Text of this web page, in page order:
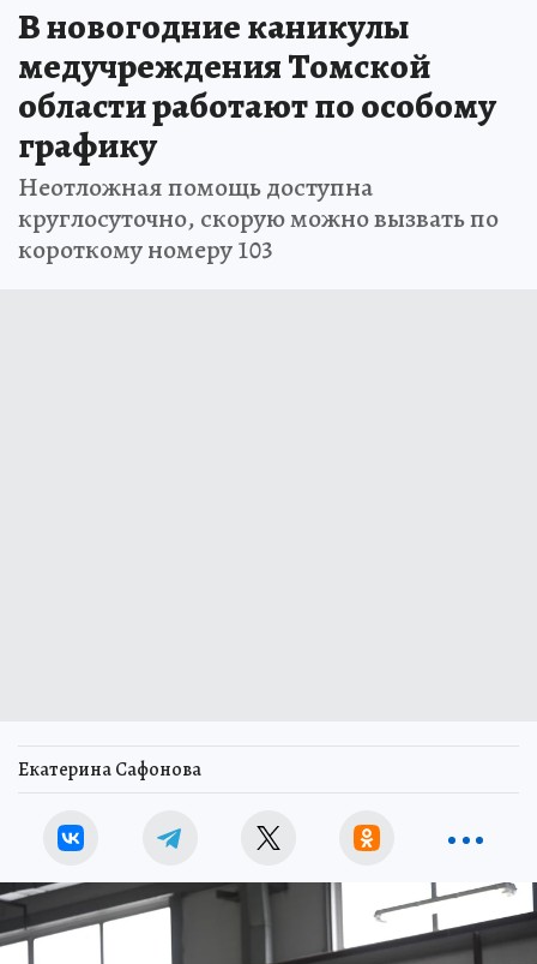
В новогодние каникулы
медучреждения Томской
области работают по особому
графику
Неотложная помощь доступна
круглосуточно, скорую можно вызвать по
короткому номеру 103
Екатерина Сафонова